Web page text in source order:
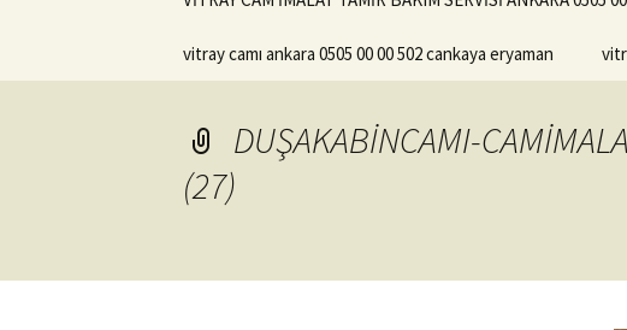
vitray camı ankara 0505 00 00 502 cankaya eryaman
DUŞAKABİNCAMI-
(27)